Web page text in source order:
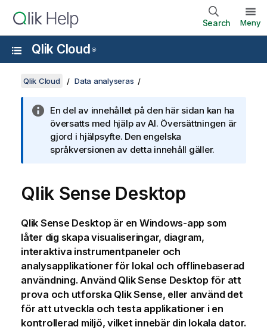
Search Meny
Qlik Cloud ®
Qlik Cloud Data analyseras
En del av innehållet på den här sidan kan ha
översatts med hjälp av AI. Översättningen är
gjord i hjälpsyfte. Den engelska
språkversionen av detta innehåll gäller.
Qlik Sense Desktop
Qlik Sense Desktopär en Windows-app som
låter dig skapa visualiseringar, diagram,
interaktiva instrumentpaneler och
analysapplikationer för lokal och offlinebaserad
användning. Använd Qlik Sense Desktopför att
prova och utforska Qlik Sense, eller använd det
för att utveckla och testa applikationer i en
kontrollerad miljö, vilket innebär din lokala dator.